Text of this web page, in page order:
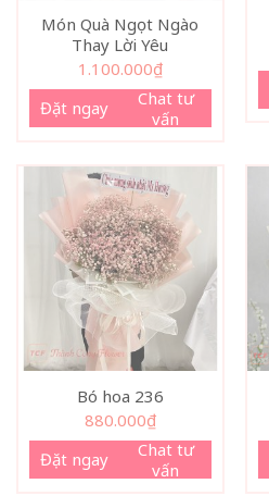
Món Quà Ngọt Ngào
Thay Lời Yêu
1.100.000₫
Đặt ngay
Chat tư
vấn
Bó hoa 236
880.000₫
Đặt ngay
Chat tư
vấn